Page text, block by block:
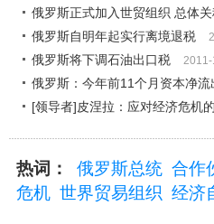
俄罗斯正式加入世贸组织 总体
俄罗斯自明年起实行离境退税
俄罗斯将下调石油出口税
俄罗斯：今年前11个月资本净流
[领导者]皮涅拉：应对经济危机
热词： 俄罗斯总统 合作
危机 世界贸易组织 经济